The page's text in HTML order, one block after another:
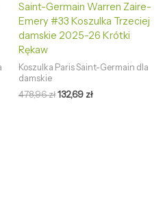
Saint-Germain Warren Zaire-
Emery #33 Koszulka Trzeciej
damskie 2025-26 Krótki
Rękaw
Koszulka Paris Saint-Germain dla
damskie
478,96zł132,69 zł